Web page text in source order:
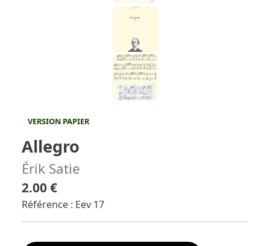
VERSION PAPIER
Allegro
Érik Satie
2.00 €
Référence : Eev 17